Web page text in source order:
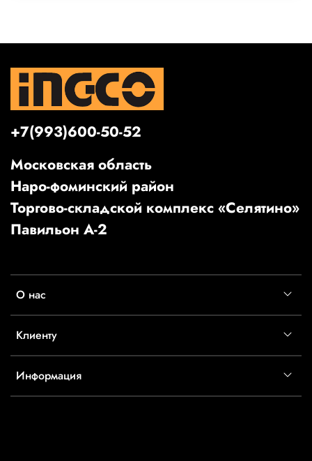
О нас
Клиенту
Информация
+7(993)600-50-52
Московская область
Наро-фоминский район
Торгово-складской комплекс «Селятино»
Павильон А-2